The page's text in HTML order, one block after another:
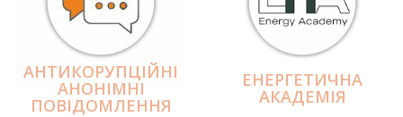
АНТИКОРУПЦІЙНІ
АНОНІМНІ
ПОВІДОМЛЕННЯ
ЕНЕРГЕТИЧНА
АКАДЕМІЯ